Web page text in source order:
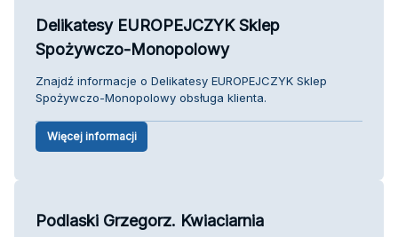
Delikatesy EUROPEJCZYK Sklep
Spożywczo-Monopolowy
Znajdź informacje o Delikatesy EUROPEJCZYK Sklep
Spożywczo-Monopolowy obsługa klienta.
Więcej informacji
Podlaski Grzegorz. Kwiaciarnia